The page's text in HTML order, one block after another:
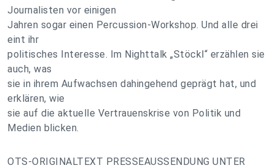
Journalisten vor einigen
Jahren sogar einen Percussion-Workshop. Und alle drei
eint ihr
politisches Interesse. Im Nighttalk „Stöckl“ erzählen sie
auch, was
sie in ihrem Aufwachsen dahingehend geprägt hat, und
erklären, wie
sie auf die aktuelle Vertrauenskrise von Politik und
Medien blicken.
OTS-ORIGINALTEXT PRESSEAUSSENDUNG UNTER